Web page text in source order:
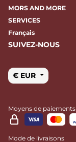
MORS AND MORE
SERVICES
Français
SUIVEZ-NOUS
€ EUR
Moyens de paiements
Mode de livraisons